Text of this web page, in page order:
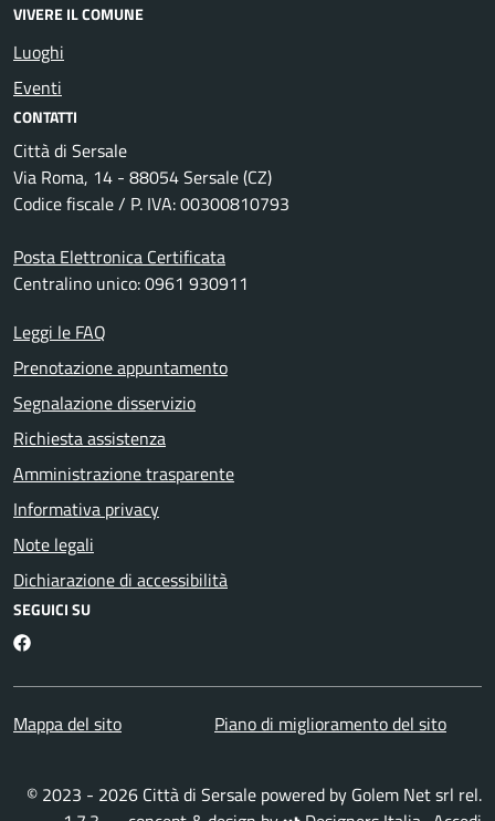
VIVERE IL COMUNE
Luoghi
Eventi
CONTATTI
Città di Sersale
Via Roma, 14 - 88054 Sersale (CZ)
Codice fiscale / P. IVA: 00300810793
Posta Elettronica Certificata
Centralino unico: 0961 930911
Leggi le FAQ
Prenotazione appuntamento
Segnalazione disservizio
Richiesta assistenza
Amministrazione trasparente
Informativa privacy
Note legali
Dichiarazione di accessibilità
SEGUICI SU
Facebook
Mappa del sito Piano di miglioramento del sito
© 2023 - 2026 Città di Sersale powered by Golem Net srl rel.